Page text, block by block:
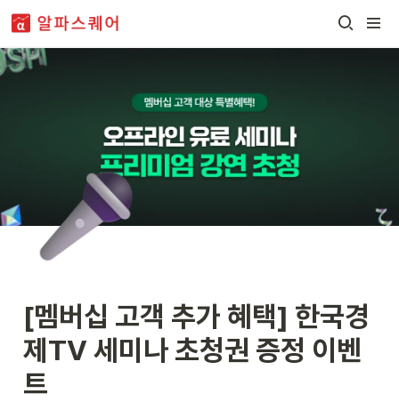
[멤버십 고객 추가 혜택] 한국경
제TV 세미나 초청권 증정 이벤
트